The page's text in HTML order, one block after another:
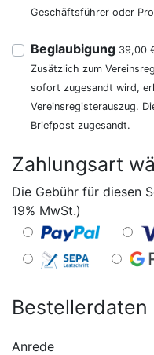
Geschäftsführer oder
Beglaubigung 39,00
Zusätzlich zum
sofort zugesandt wird,
Vereinsregisterauszug.
Briefpost zugesandt.
Zahlungsart
Die Gebühr für diesen
19% MwSt.)
Bestellerdaten
Anrede